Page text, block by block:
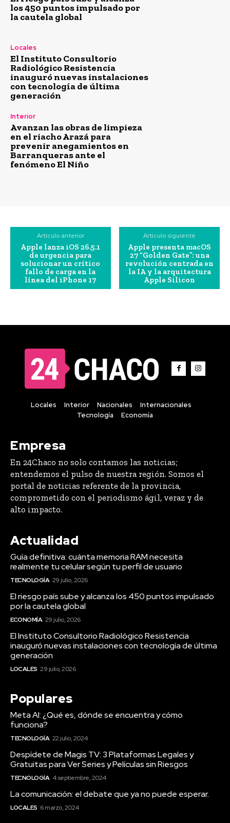
los 450 puntos impulsado por
la cautela global
Locales
El Instituto Consultorio
Radiológico Resistencia
inauguró nuevas instalaciones
con tecnología de última
generación
Interior
Avanzan las obras de limpieza
en el riacho Arazá para
prevenir anegamientos en
Barranqueras ante el
fenómeno El Niño
Artículo anterior
Apple lanza iOS 26.5.1
de urgencia para
solucionar un crítico
fallo de carga en la
línea del iPhone 17
Artículo siguiente
Apple presenta macOS
27 “Golden Gate”: una
revolución centrada en
la IA y la arquitectura
Apple Silicon
Locales Interior Nacionales
Internacionales
Tecnología
Economía
Empresa
En 24Chaco no solo contamos las noticias;
entendemos el pulso de nuestra región. Somos el
portal de noticias referente de la provincia,
comprometido con el periodismo ágil, veraz y de
alto impacto.
Actualidad
Guía definitiva: cuánta memoria RAM necesita
realmente tu celular según tu perfil de usuario
TECNOLOGÍA 29 julio, 2026
El riesgo país sube y alcanza los 450 puntos impulsado
por la cautela global
ECONOMÍA 29 julio, 2026
El Instituto Consultorio Radiológico Resistencia
inauguró nuevas instalaciones con tecnología de última
generación
LOCALES 29 julio, 2026
Populares
Meta AI: ¿Qué es, dónde se encuentra y cómo
funciona?
TECNOLOGÍA 22 julio, 2024
Despídete de Magis TV: 3 Plataformas Legales y
Gratuitas para Ver Series y Películas sin Riesgos
TECNOLOGÍA 4 septiembre, 2024
La comunicación: el debate que ya no puede esperar.
LOCALES 6 marzo, 2024